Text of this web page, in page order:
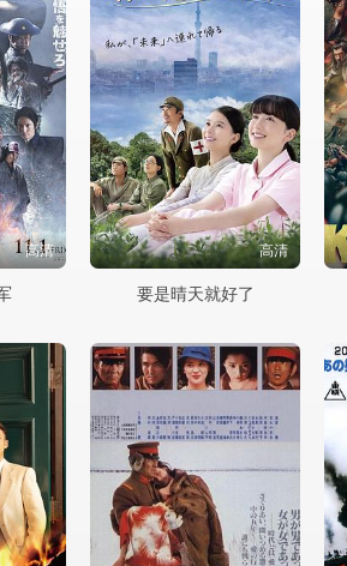
高清 高清
要是晴天就好了